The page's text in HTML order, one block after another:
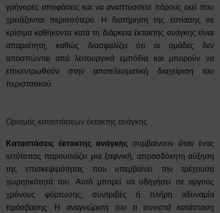
γρήγορες αποφάσεις και να αναπτύσσετε πόρους εκεί που
χρειάζονται περισσότερο. Η διατήρηση της εστίασης σε
κρίσιμα καθήκοντα κατά τη διάρκεια έκτακτης ανάγκης είναι
απαραίτητη, καθώς διασφαλίζει ότι οι ομάδες δεν
αποσπώνται από λειτουργικά εμπόδια και μπορούν να
επικεντρωθούν στην αποτελεσματική διαχείριση του
περιστατικού.
Ορισμός καταστάσεων έκτακτης ανάγκης
Καταστάσεις έκτακτης ανάγκης συμβαίνουν όταν ένας
ιστότοπος παρουσιάζει μια ξαφνική, απροσδόκητη αύξηση
της επισκεψιμότητας που υπερβαίνει την τρέχουσα
χωρητικότητά του. Αυτό μπορεί να οδηγήσει σε αργούς
χρόνους φόρτωσης, συντριβές ή πλήρη αδυναμία
πρόσβασης. Ηαναγνώριση του τι συνιστά κατάσταση